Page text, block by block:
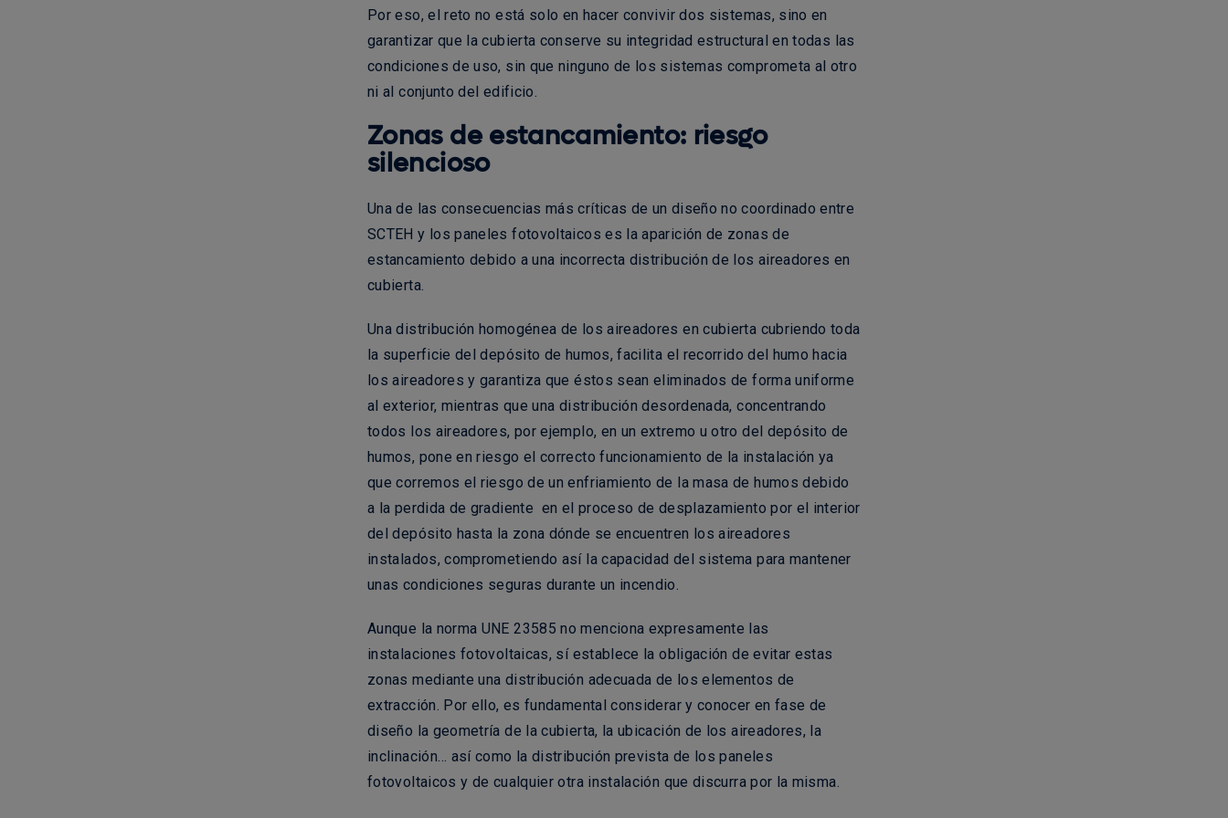
Por eso, el reto no está solo en hacer convivir dos sistemas, sino en
garantizar que la cubierta conserve su integridad estructural en todas las
condiciones de uso, sin que ninguno de los sistemas comprometa al otro
ni al conjunto del edificio.
Zonas de estancamiento: riesgo
silencioso
Una de las consecuencias más críticas de un diseño no coordinado entre
SCTEH y los paneles fotovoltaicos es la aparición de zonas de
estancamiento debido a una incorrecta distribución de los aireadores en
cubierta.
Una distribución homogénea de los aireadores en cubierta cubriendo toda
la superficie del depósito de humos, facilita el recorrido del humo hacia
los aireadores y garantiza que éstos sean eliminados de forma uniforme
al exterior, mientras que una distribución desordenada, concentrando
todos los aireadores, por ejemplo, en un extremo u otro del depósito de
humos, pone en riesgo el correcto funcionamiento de la instalación ya
que corremos el riesgo de un enfriamiento de la masa de humos debido
a la perdida de gradiente en el proceso de desplazamiento por el interior
del depósito hasta la zona dónde se encuentren los aireadores
instalados, comprometiendo así la capacidad del sistema para mantener
unas condiciones seguras durante un incendio.
Aunque la norma UNE 23585 no menciona expresamente las
instalaciones fotovoltaicas, sí establece la obligación de evitar estas
zonas mediante una distribución adecuada de los elementos de
extracción. Por ello, es fundamental considerar y conocer en fase de
diseño la geometría de la cubierta, la ubicación de los aireadores, la
inclinación… así como la distribución prevista de los paneles
fotovoltaicos y de cualquier otra instalación que discurra por la misma.